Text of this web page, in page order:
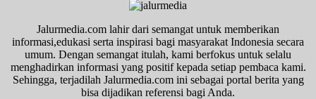
Jalurmedia.com lahir dari semangat untuk memberikan
informasi,edukasi serta inspirasi bagi masyarakat Indonesia secara
umum. Dengan semangat itulah, kami berfokus untuk selalu
menghadirkan informasi yang positif kepada setiap pembaca kami.
Sehingga, terjadilah Jalurmedia.com ini sebagai portal berita yang
bisa dijadikan referensi bagi Anda.